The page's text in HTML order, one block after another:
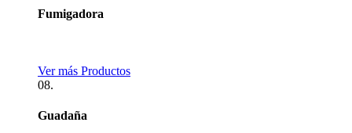
Fumigadora
Ver más Productos
08.
Guadaña